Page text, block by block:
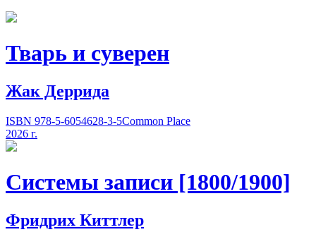
Тварь и суверен
Жак Деррида
ISBN 978-5-6054628-3-5Common Place
2026 г.
Системы записи [1800/1900]
Фридрих Киттлер